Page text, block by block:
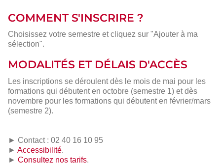
COMMENT S'INSCRIRE ?
Choisissez votre semestre et cliquez sur "Ajouter à ma
sélection".
MODALITÉS ET DÉLAIS D'ACCÈS
Les inscriptions se déroulent dès le mois de mai pour les
formations qui débutent en octobre (semestre 1) et dès
novembre pour les formations qui débutent en février/mars
(semestre 2).
► Contact : 02 40 16 10 95
► Accessibilité.
► Consultez nos tarifs.